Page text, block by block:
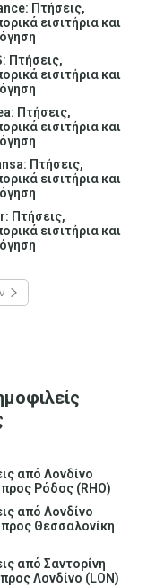
Πτήσεις,
εισιτήρια και
Πτήσεις,
εισιτήρια και
Πτήσεις,
εισιτήρια και
Πτήσεις,
εισιτήρια και
Πτήσεις,
εισιτήρια και
από Λονδίνο
προς Ρόδος (RHO)
από Λονδίνο
προς Θεσσαλονίκη
από Σαντορίνη
Λονδίνο (LON)